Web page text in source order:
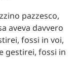
pazzesco,
aveva davvero
fossi in voi,
gestirei, fossi in